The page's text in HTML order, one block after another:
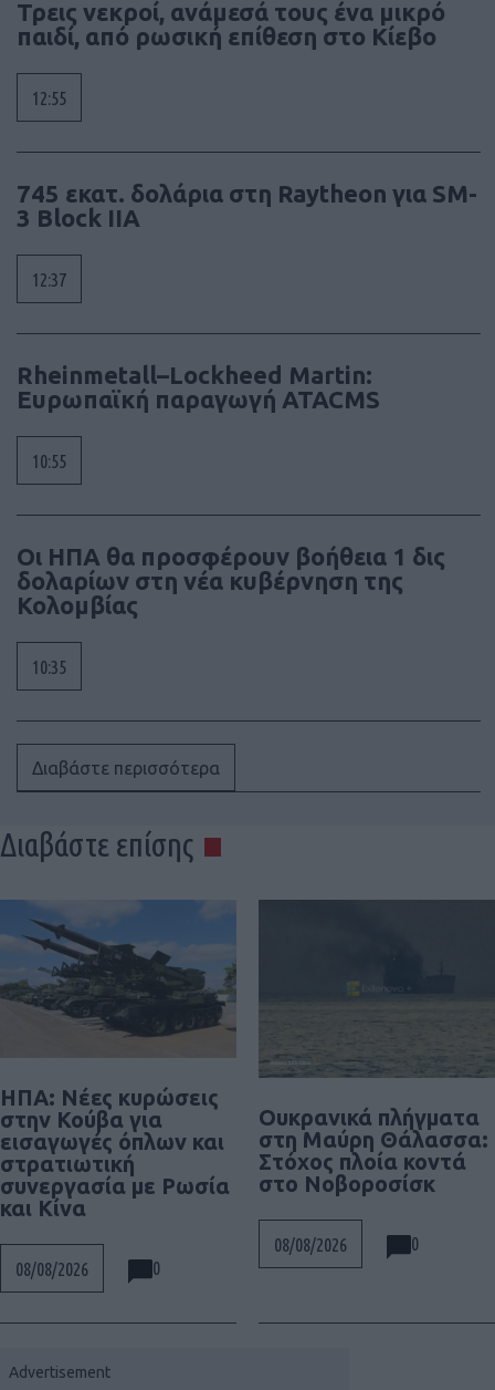
Τρεις νεκροί, ανάμεσά τους ένα μικρό
παιδί, από ρωσική επίθεση στο Κίεβο
12:55
745 εκατ. δολάρια στη Raytheon για SM-
3 Block IIA
12:37
Rheinmetall–Lockheed Martin:
Ευρωπαϊκή παραγωγή ATACMS
10:55
Οι ΗΠΑ θα προσφέρουν βοήθεια 1 δις
δολαρίων στη νέα κυβέρνηση της
Κολομβίας
10:35
Διαβάστε περισσότερα
Διαβάστε επίσης
ΗΠΑ: Νέες κυρώσεις
στην Κούβα για
εισαγωγές όπλων και
στρατιωτική
συνεργασία με Ρωσία
και Κίνα
08/08/2026 0
Ουκρανικά πλήγματα
στη Μαύρη Θάλασσα:
Στόχος πλοία κοντά
στο Νοβοροσίσκ
08/08/2026 0